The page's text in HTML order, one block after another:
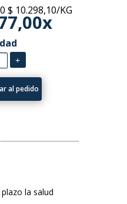
$ 10.298,10/KG
al pedido
la salud